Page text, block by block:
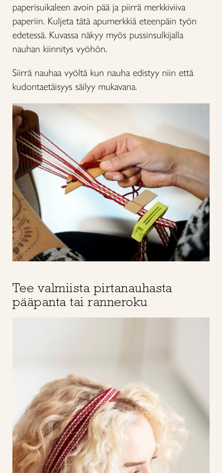
paperisuikaleen avoin pää ja piirrä merkkiviiva
paperiin. Kuljeta tätä apumerkkiä eteenpäin työn
edetessä. Kuvassa näkyy myös pussinsulkijalla
nauhan kiinnitys vyöhön.
Siirrä nauhaa vyöltä kun nauha edistyy niin että
kudontaetäisyys säilyy mukavana.
Tee valmiista pirtanauhasta
pääpanta tai ranneroku